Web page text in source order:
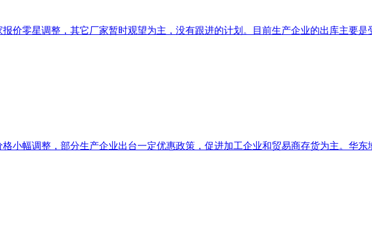
价零星调整，其它厂家暂时观望为主，没有跟进的计划。目前生产企业的出库主要
小幅调整，部分生产企业出台一定优惠政策，促进加工企业和贸易商存货为主。华